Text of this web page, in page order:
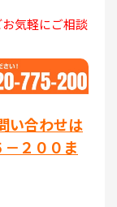
気軽にご相談
い合わせは
２００ま